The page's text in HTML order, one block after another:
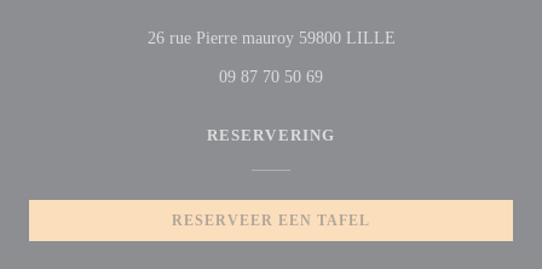
26 rue Pierre mauroy 59800 LILLE((opent in een nieuw
09 87 70 50 69
RESERVERING
RESERVEER EEN TAFEL